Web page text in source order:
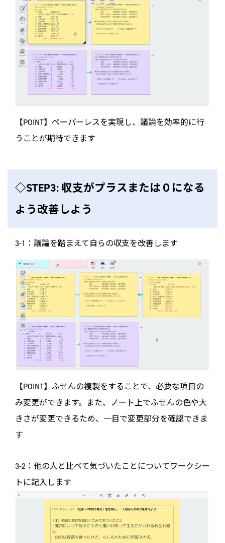
【POINT】ペーパーレスを実現し、議論を効率的に行
うことが期待できます
◇STEP3: 収支がプラスまたは０になる
よう改善しよう
3-1：議論を踏まえて自らの収支を改善します
【POINT】ふせんの複製をすることで、必要な項目の
み変更ができます。また、ノート上でふせんの色や大
きさが変更できるため、一目で変更部分を確認できま
す
3-2：他の人と比べて気づいたことについてワークシー
トに記入します